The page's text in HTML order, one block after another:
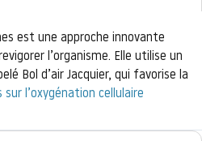
est une approche innovante
l’organisme. Elle utilise un
Bol d’air Jacquier, qui favorise la
sur l’oxygénation cellulaire